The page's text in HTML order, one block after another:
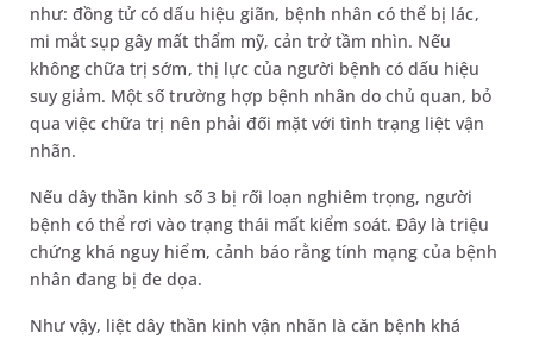
như: đồng tử có dấu hiệu giãn, bệnh nhân có thể bị lác,
mi mắt sụp gây mất thẩm mỹ, cản trở tầm nhìn. Nếu
không chữa trị sớm, thị lực của người bệnh có dấu hiệu
suy giảm. Một số trường hợp bệnh nhân do chủ quan, bỏ
qua việc chữa trị nên phải đối mặt với tình trạng liệt vận
nhãn.
Nếu dây thần kinh số 3 bị rối loạn nghiêm trọng, người
bệnh có thể rơi vào trạng thái mất kiểm soát. Đây là triệu
chứng khá nguy hiểm, cảnh báo rằng tính mạng của bệnh
nhân đang bị đe dọa.
Như vậy, liệt dây thần kinh vận nhãn là căn bệnh khá